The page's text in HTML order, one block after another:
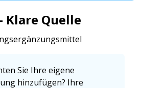
Klare Quelle
Sie Ihre eigene
hinzufügen? Ihre